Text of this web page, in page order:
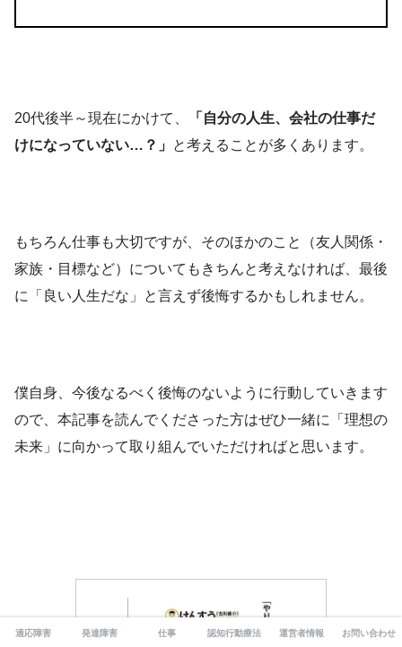
20代後半～現在にかけて、
「自分の人生、会社の仕事だ
けになっていない…？」 と考えることが多くあります。
もちろん仕事も大切ですが、そのほかのこと（友人関係・
家族・目標など）についてもきちんと考えなければ、最後
に「良い人生だな」と言えず後悔するかもしれません。
僕自身、今後なるべく後悔のないように行動していきます
ので、本記事を読んでくださった方はぜひ一緒に「理想の
未来」に向かって取り組んでいただければと思います。
適応障害 発達障害 仕事 認知行動療法 運営者情報 お問い合わせ